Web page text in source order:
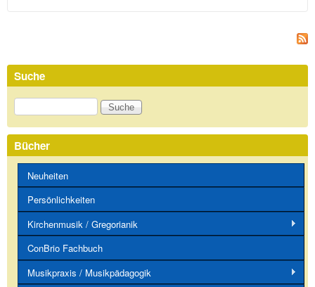
Suche
Suche
Bücher
Neuheiten
Persönlichkeiten
Kirchenmusik / Gregorianik
ConBrio Fachbuch
Musikpraxis / Musikpädagogik